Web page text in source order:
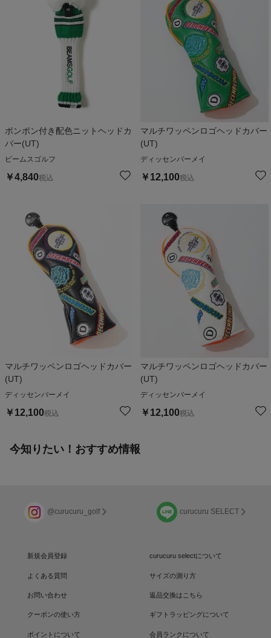
ポンポン付き配色ニットヘッドカ
バー(UT)
ビームスゴルフ
￥4,840税込
マルチワッペンロゴヘッドカバー
(UT)
ディッセンバーメイ
￥ 12,100税込
マルチワッペンロゴヘッドカバー
(UT)
ディッセンバーメイ
￥ 12,100税込
マルチワッペンロゴヘッドカバー
(UT)
ディッセンバーメイ
￥ 12,100税込
今知りたい！おすすめ情報
@curucuru_golf curucuru SELECT
新規会員登録 curucuru selectについて
よくある質問 サイズの測り方
お問い合わせ 返品交換はこちら
クーポンの使い方 ギフトラッピングについて
ポイントについて 会員ランクについて